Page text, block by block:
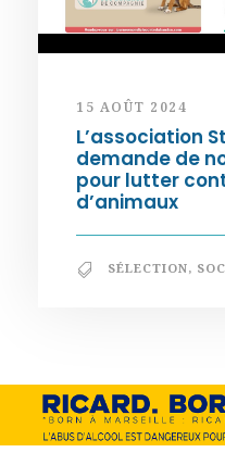
15 AOÛT 2024
L’association
demande de
pour lutter
d’animaux
SÉLECTION,